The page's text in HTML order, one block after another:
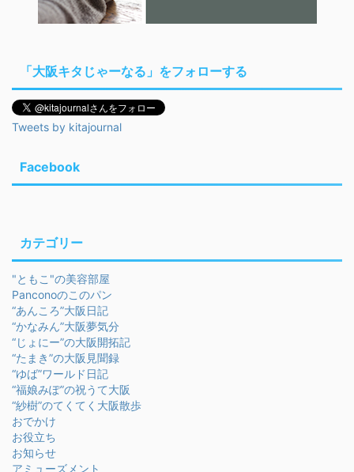
「大阪キタじゃーなる」をフォローする
Tweets by kitajournal
Facebook
カテゴリー
"ともこ"の美容部屋
Panconoのこのパン
“あんころ”大阪日記
“かなみん”大阪夢気分
“じょにー”の大阪開拓記
“たまき”の大阪見聞録
“ゆば”ワールド日記
“福娘みぽ”の祝うて大阪
“紗樹”のてくてく大阪散歩
おでかけ
お役立ち
お知らせ
アミューズメント